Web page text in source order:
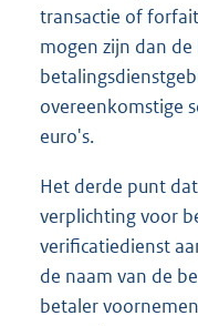
transactie of
mogen zijn dan
overeenkomstige
euro's.
Het derde punt
verplichting voor
verificatiedienst
de naam van de
betaler